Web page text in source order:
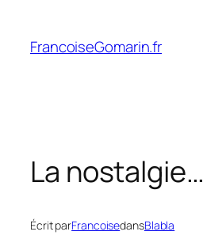
contenu
FrancoiseGomarin.fr
La nostalgie…
Écrit parFrancoisedansBlabla